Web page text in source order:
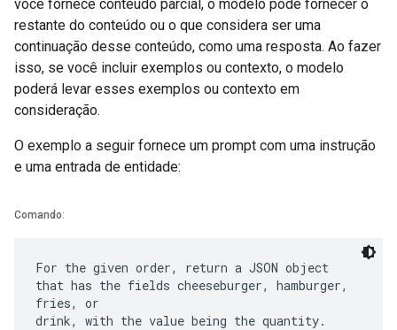
você fornece conteúdo parcial, o modelo pode fornecer o
restante do conteúdo ou o que considera ser uma
continuação desse conteúdo, como uma resposta. Ao fazer
isso, se você incluir exemplos ou contexto, o modelo
poderá levar esses exemplos ou contexto em
consideração.
O exemplo a seguir fornece um prompt com uma instrução
e uma entrada de entidade:
Comando:
For the given order, return a JSON object
that has the fields cheeseburger, hamburger,
fries, or
drink, with the value being the quantity.